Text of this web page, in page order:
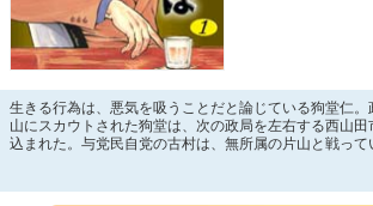
生きる行為は、悪気を吸うことだと論じている狗堂仁
山にスカウトされた狗堂は、次の政局を左右する西山田
込まれた。与党民自党の古村は、無所属の片山と戦っ
は大敗すると宣言、秘密裏に活動を開始した。本当の敵
なく、早馬の操る副総理・猿丸の失脚を狙っている、